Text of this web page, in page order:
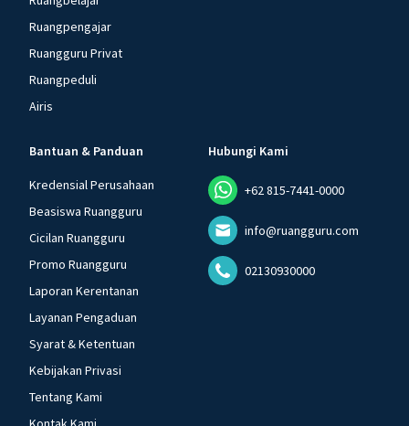
Ruangpengajar
Ruangguru Privat
Ruangpeduli
Airis
Bantuan & Panduan
Kredensial Perusahaan
Beasiswa Ruangguru
Cicilan Ruangguru
Promo Ruangguru
Laporan Kerentanan
Layanan Pengaduan
Syarat & Ketentuan
Kebijakan Privasi
Tentang Kami
Hubungi Kami
+62 815-7441-0000
info@ruangguru.com
02130930000